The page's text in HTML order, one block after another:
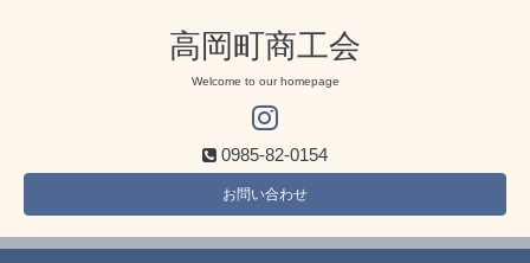
高岡町商工会
Welcome to our homepage
0985-82-0154
お問い合わせ